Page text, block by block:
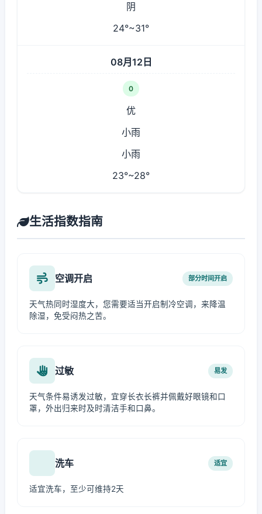
阴
24°~31°
08月12日
0
优
小雨
小雨
23°~28°
生活指数指南
空调开启 部分时间开启
天气热同时湿度大，您需要适当开启制冷空调，来降温
除湿，免受闷热之苦。
过敏 易发
天气条件易诱发过敏，宜穿长衣长裤并佩戴好眼镜和口
罩，外出归来时及时清洁手和口鼻。
洗车 适宜
适宜洗车，至少可维持2天